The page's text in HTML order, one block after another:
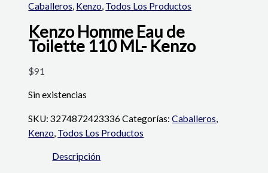
Caballeros, Kenzo, Todos Los Productos
Kenzo Homme Eau de
Toilette 110 ML- Kenzo
$91
Sin existencias
SKU:3274872423336 Categorías:Caballeros,
Kenzo, Todos Los Productos
Descripción